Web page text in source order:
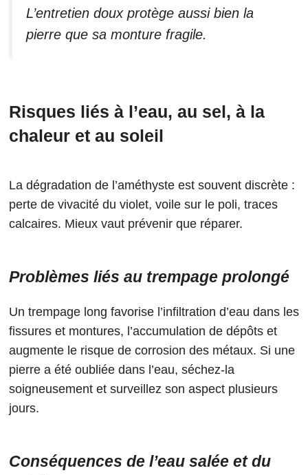
L’entretien doux protège aussi bien la
pierre que sa monture fragile.
Risques liés à l’eau, au sel, à la
chaleur et au soleil
La dégradation de l’améthyste est souvent discrète :
perte de vivacité du violet, voile sur le poli, traces
calcaires. Mieux vaut prévenir que réparer.
Problèmes liés au trempage prolongé
Un trempage long favorise l’infiltration d’eau dans les
fissures et montures, l’accumulation de dépôts et
augmente le risque de corrosion des métaux. Si une
pierre a été oubliée dans l’eau, séchez-la
soigneusement et surveillez son aspect plusieurs
jours.
Conséquences de l’eau salée et du